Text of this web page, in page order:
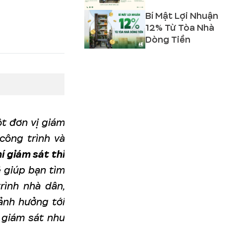
đơn vị giám
trình và
giám sát thi
bạn tìm
nhà dân,
hưởng tới
sát như
Bí Mật Lợi Nhuận
12% Từ Tòa Nhà
Dòng Tiền